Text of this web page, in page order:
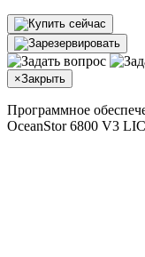
×Закрыть
Программное
OceanStor 6800 V3